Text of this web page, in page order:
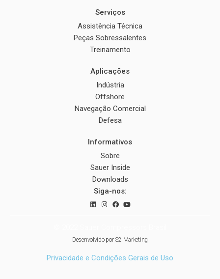
Serviços
Assistência Técnica
Peças Sobressalentes
Treinamento
Aplicações
Indústria
Offshore
Navegação Comercial
Defesa
Informativos
Sobre
Sauer Inside
Downloads
Siga-nos:
Desenvolvido porS2 Marketing
Privacidade e Condições Gerais de Uso